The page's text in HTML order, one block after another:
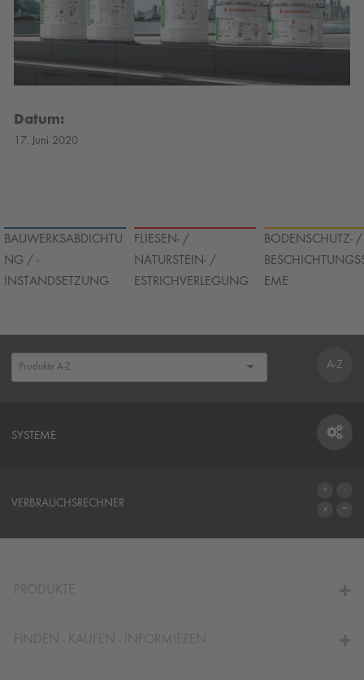
Datum:
17. Juni 2020
BAUWERKSABDICHTU
NG / -
INSTANDSETZUNG
FLIESEN- /
NATURSTEIN- /
ESTRICHVERLEGUNG
BODENSCHUTZ- /
EME
A-Z
SYSTEME
VERBRAUCHSRECHNER